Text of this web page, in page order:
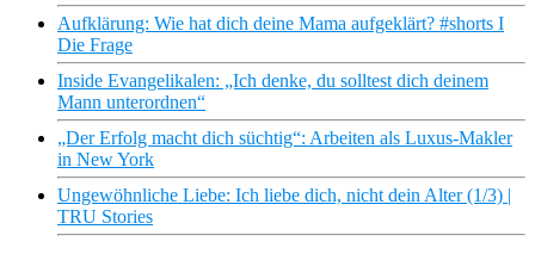
Aufklärung: Wie hat dich deine Mama aufgeklärt? #shorts I
Die Frage
Inside Evangelikalen: „Ich denke, du solltest dich deinem
Mann unterordnen“
„Der Erfolg macht dich süchtig“: Arbeiten als Luxus-Makler
in New York
Ungewöhnliche Liebe: Ich liebe dich, nicht dein Alter (1/3) |
TRU Stories